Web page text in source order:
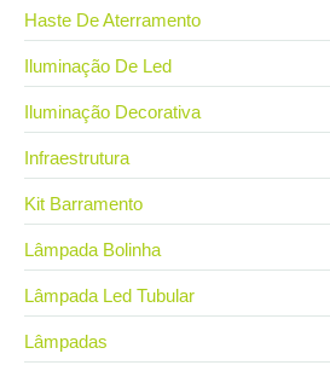
Haste De Aterramento
Iluminação De Led
Iluminação Decorativa
Infraestrutura
Kit Barramento
Lâmpada Bolinha
Lâmpada Led Tubular
Lâmpadas